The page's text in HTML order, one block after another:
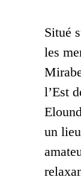
Situé
les
l’Est
un